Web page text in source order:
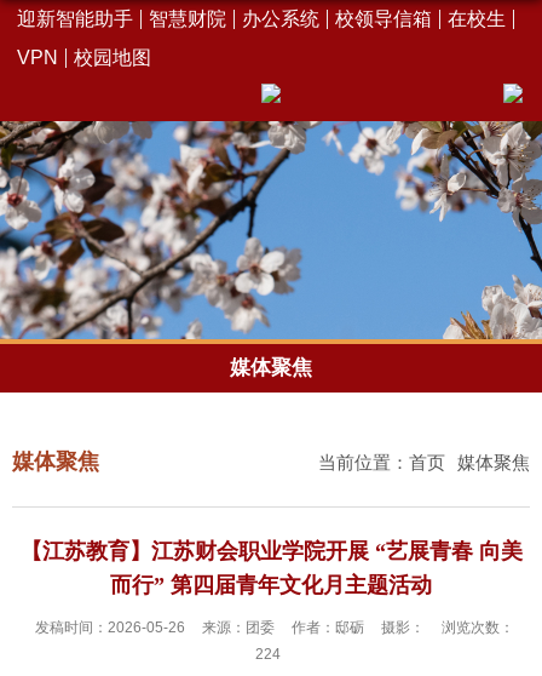
迎新智能助手 智慧财院 办公系统 校领导信箱
在校生
VPN
校园地图
媒体聚焦
当前位置： 首页 媒体聚焦
媒体聚焦
【江苏教育】江苏财会职业学院开展 “艺展青春 向美
而行” 第四届青年文化月主题活动
发稿时间：2026-05-26 来源：团委 作者：邸砺 摄影：
浏览次数：
224